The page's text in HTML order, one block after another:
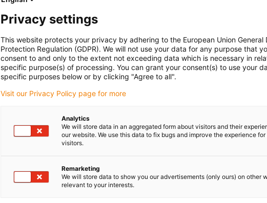
Privacy settings
This website protects your privacy by adhering to the European Union General
Protection Regulation (GDPR). We will not use your data for any purpose that
consent to and only to the extent not exceeding data which is necessary in
specific purpose(s) of processing. You can grant your consent(s) to use your
specific purposes below or by clicking "Agree to all".
Visit our Privacy Policy page for more
Analytics
We will store data in an aggregated form about visitors and their
our website. We use this data to fix bugs and improve the experience for
visitors.
Remarketing
We will store data to show you our advertisements (only ours) on other
relevant to your interests.